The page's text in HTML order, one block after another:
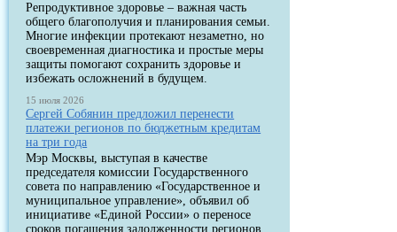
Репродуктивное здоровье – важная часть
общего благополучия и планирования семьи.
Многие инфекции протекают незаметно, но
своевременная диагностика и простые меры
защиты помогают сохранить здоровье и
избежать осложнений в будущем.
15 июля 2026
Сергей Собянин предложил перенести
платежи регионов по бюджетным кредитам
на три года
Мэр Москвы, выступая в качестве
председателя комиссии Государственного
совета по направлению «Государственное и
муниципальное управление», объявил об
инициативе «Единой России» о переносе
сроков погашения задолженности регионов